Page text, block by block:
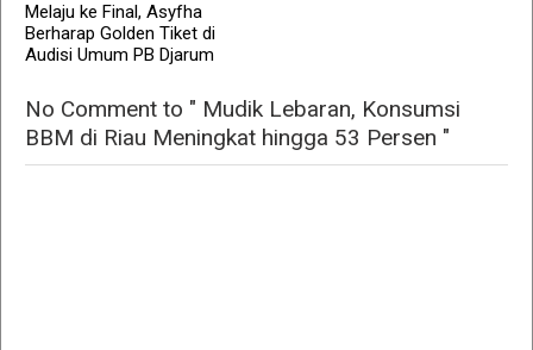
Melaju ke Final, Asyfha
Berharap Golden Tiket di
Audisi Umum PB Djarum
No Comment to " Mudik Lebaran, Konsumsi
BBM di Riau Meningkat hingga 53 Persen "